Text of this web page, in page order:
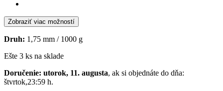
Zobraziť viac možností
Druh: 1,75 mm / 1000 g
Ešte 3 ks na sklade
Doručenie: utorok, 11. augusta, ak si objednáte do dňa:
štvrtok,23:59 h.